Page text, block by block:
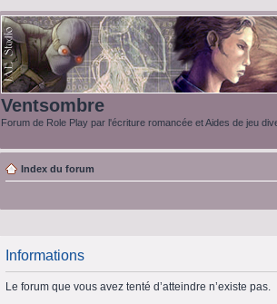
Ventsombre
Forum de Role Play par l'écriture romancée et Aides de jeu
Index du forum
Informations
Le forum que vous avez tenté d’atteindre n’existe pas.